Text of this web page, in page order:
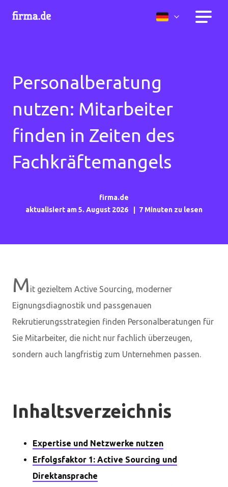
Personalberatung
nutzen: Mitarbeiter
finden in Zeiten des
Fachkräftemangels
firma.de
aktualisiert am 5. August 2026
7 Minuten zu lesen
M it gezieltem Active Sourcing, moderner
Eignungsdiagnostik und passgenauen
Rekrutierungsstrategien finden Personalberatungen für
Sie Mitarbeiter, die nicht nur fachlich überzeugen,
sondern auch langfristig zum Unternehmen passen.
Inhaltsverzeichnis
Expertise und Netzwerke nutzen
Erfolgsfaktor 1: Active Sourcing und
Direktansprache